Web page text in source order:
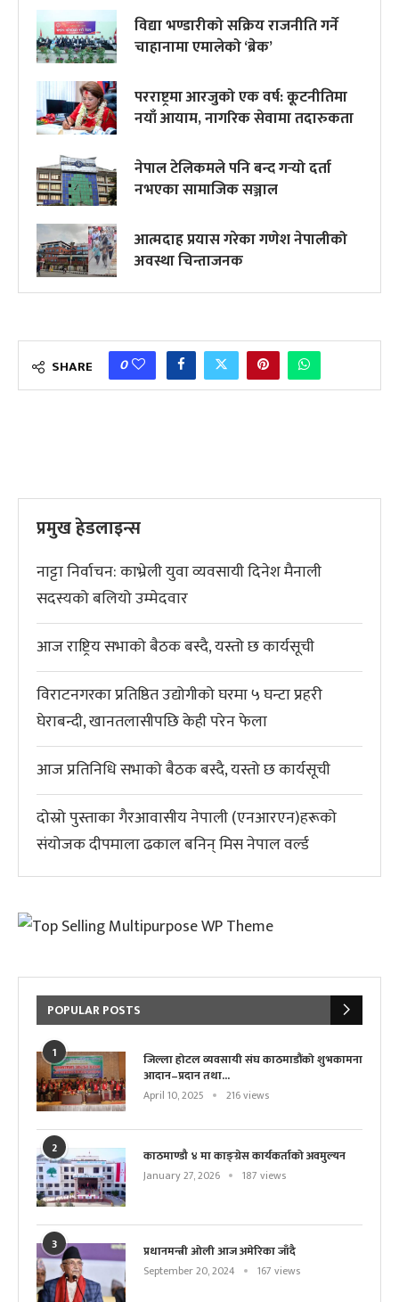
विद्या भण्डारीको सक्रिय राजनीति गर्ने
चाहानामा एमालेको ‘ब्रेक’
परराष्ट्रमा आरजुको एक वर्ष: कूटनीतिमा
नयाँ आयाम, नागरिक सेवामा तदारुकता
नेपाल टेलिकमले पनि बन्द गर्‍यो दर्ता
नभएका सामाजिक सञ्जाल
आत्मदाह प्रयास गरेका गणेश नेपालीको
अवस्था चिन्ताजनक
SHARE 0
प्रमुख हेडलाइन्स
नाट्टा निर्वाचन: काभ्रेली युवा व्यवसायी दिनेश मैनाली
सदस्यको बलियो उम्मेदवार
आज राष्ट्रिय सभाको बैठक बस्दै, यस्तो छ कार्यसूची
विराटनगरका प्रतिष्ठित उद्योगीको घरमा ५ घन्टा प्रहरी
घेराबन्दी, खानतलासीपछि केही परेन फेला
आज प्रतिनिधि सभाको बैठक बस्दै, यस्तो छ कार्यसूची
दोस्रो पुस्ताका गैरआवासीय नेपाली (एनआरएन)हरूको
संयोजक दीपमाला ढकाल बनिन् मिस नेपाल वर्ल्ड
POPULAR POSTS
1
जिल्ला होटल व्यवसायी संघ काठमाडौंको शुभकामना
आदान–प्रदान तथा...
April 10, 2025 216 views
2 काठमाण्डौ ४ मा काङ्ग्रेस कार्यकर्ताको अवमुल्यन
January 27, 2026 187 views
3 प्रधानमन्त्री ओली आज अमेरिका जाँदै
September 20, 2024 167 views